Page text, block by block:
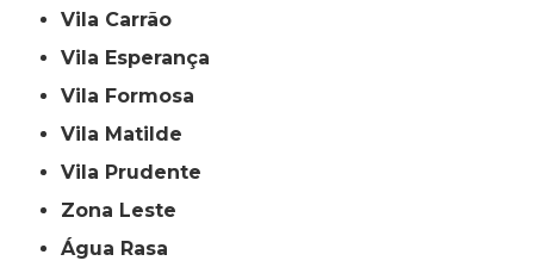
Vila Carrão
Vila Esperança
Vila Formosa
Vila Matilde
Vila Prudente
Zona Leste
Água Rasa